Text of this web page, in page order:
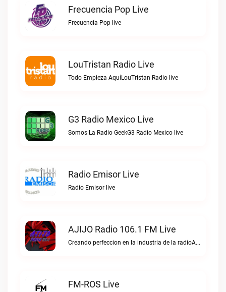
Frecuencia Pop Live
Frecuencia Pop live
LouTristan Radio Live
Todo Empieza AquíLouTristan Radio live
G3 Radio Mexico Live
Somos La Radio GeekG3 Radio Mexico live
Radio Emisor Live
Radio Emisor live
AJIJO Radio 106.1 FM Live
Creando perfeccion en la industria de la radioAJIJO Radio 106.1 FM live
FM-ROS Live